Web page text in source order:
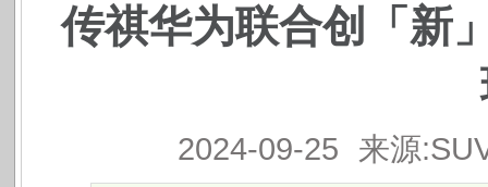
传祺华为联合创「新
2024-09-25 来源